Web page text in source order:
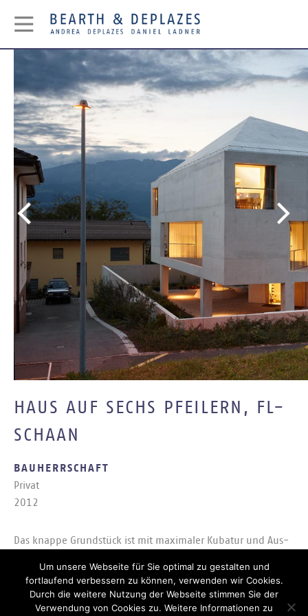
HAUS AUF SECHS PFEILERN, FL-
SCHAAN
BAUHERRSCHAFT
Pri­vat
2012
Das knap­pe Grund­stück ist mit ma­xi­ma­ler Ku­ba­tur und Aus­
das Rhein­tal und die Ge­birgs­ket­te Drei Schwes­tern. Das Zim­
mer­ge­schoss ein­ge­zo­gen, eine Kreuz­fi­gur, re­du­ziert auf die
pri­va­ten Räu­me. Das Erd­ge­schoss of­fen, auf Pfei­lern ru­hend,
Um unsere Webseite für Sie optimal zu gestalten und
fortlaufend verbessern zu können, verwenden wir Cookies.
Durch die weitere Nutzung der Webseite stimmen Sie der
Verwendung von Cookies zu. Weitere Informationen zu